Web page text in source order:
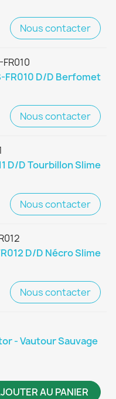
Nous contacter
FR010 D/D Berfomet
Nous contacter
D/D Tourbillon Slime
Nous contacter
D/D Nécro Slime
Nous contacter
- Vautour Sauvage
AU PANIER